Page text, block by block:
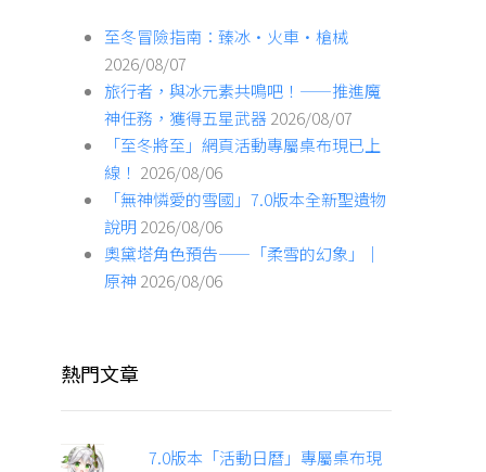
至冬冒險指南：臻冰·火車·槍械
2026/08/07
旅行者，與冰元素共鳴吧！——推進魔
神任務，獲得五星武器2026/08/07
「至冬將至」網頁活動專屬桌布現已上
線！ 2026/08/06
「無神憐愛的雪國」7.0版本全新聖遺物
說明 2026/08/06
奧黛塔角色預告——「柔雪的幻象」｜
原神 2026/08/06
熱門文章
7.0版本「活動日曆」專屬桌布現